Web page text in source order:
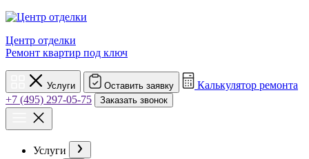
Центр отделки
Ремонт квартир под ключ
Услуги Оставить заявку
Калькулятор ремонта
+7 (495) 297-05-75
Заказать звонок
Услуги